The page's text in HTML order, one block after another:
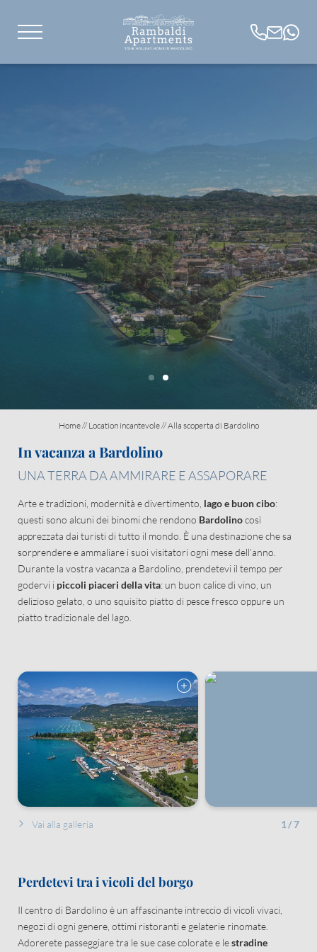
Vacanze impeccabili
Location incantevole
Il Borgo
Alla scoperta di Bardolino
Città d’arte imperdibili
Attività nei dintorni
Cantina Guerrieri Rizzardi
Home// Location incantevole//Alla scoperta di Bardolino
In vacanza a Bardolino
UNA TERRA DA AMMIRARE E ASSAPORARE
Arte e tradizioni, modernità e divertimento, lago e buon cibo:
questi sono alcuni dei binomi che rendono Bardolinocosì
apprezzata dai turisti di tutto il mondo. È una destinazione che sa
sorprendere e ammaliare i suoi visitatori ogni mese dell’anno.
Durante la vostra vacanza a Bardolino, prendetevi il tempo per
godervi i piccoli piaceri della vita: un buon calice di vino, un
delizioso gelato, o uno squisito piatto di pesce fresco oppure un
piatto tradizionale del lago.
1 /7
Vai alla galleria
Perdetevi tra i vicoli del borgo
Il centro di Bardolino è un affascinante intreccio di vicoli vivaci,
negozi di ogni genere, ottimi ristoranti e gelaterie rinomate.
Adorerete passeggiare tra le sue case colorate e lestradine